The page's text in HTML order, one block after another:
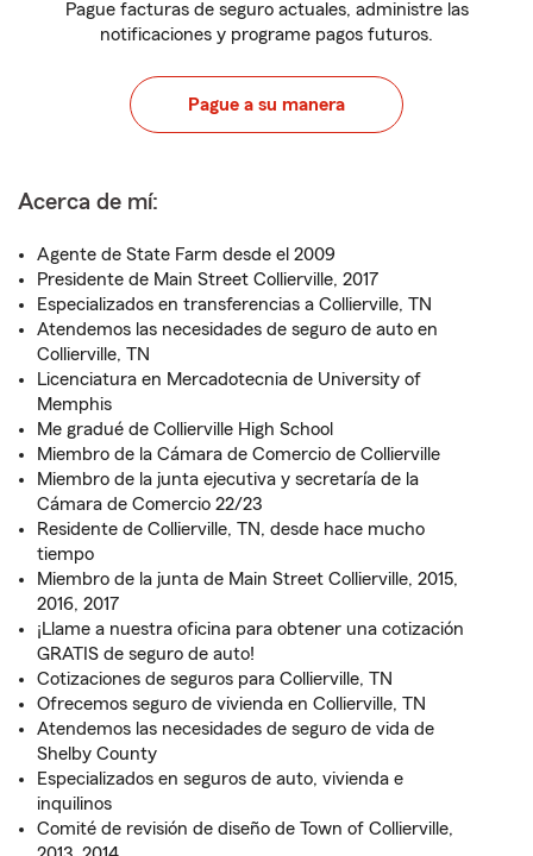
Pague facturas de seguro actuales, administre las
notificaciones y programe pagos futuros.
Pague a su manera
Acerca de mí:
Agente de State Farm desde el 2009
Presidente de Main Street Collierville, 2017
Especializados en transferencias a Collierville, TN
Atendemos las necesidades de seguro de auto en
Collierville, TN
Licenciatura en Mercadotecnia de University of
Memphis
Me gradué de Collierville High School
Miembro de la Cámara de Comercio de Collierville
Miembro de la junta ejecutiva y secretaría de la
Cámara de Comercio 22/23
Residente de Collierville, TN, desde hace mucho
tiempo
Miembro de la junta de Main Street Collierville, 2015,
2016, 2017
¡Llame a nuestra oficina para obtener una cotización
GRATIS de seguro de auto!
Cotizaciones de seguros para Collierville, TN
Ofrecemos seguro de vivienda en Collierville, TN
Atendemos las necesidades de seguro de vida de
Shelby County
Especializados en seguros de auto, vivienda e
inquilinos
Comité de revisión de diseño de Town of Collierville,